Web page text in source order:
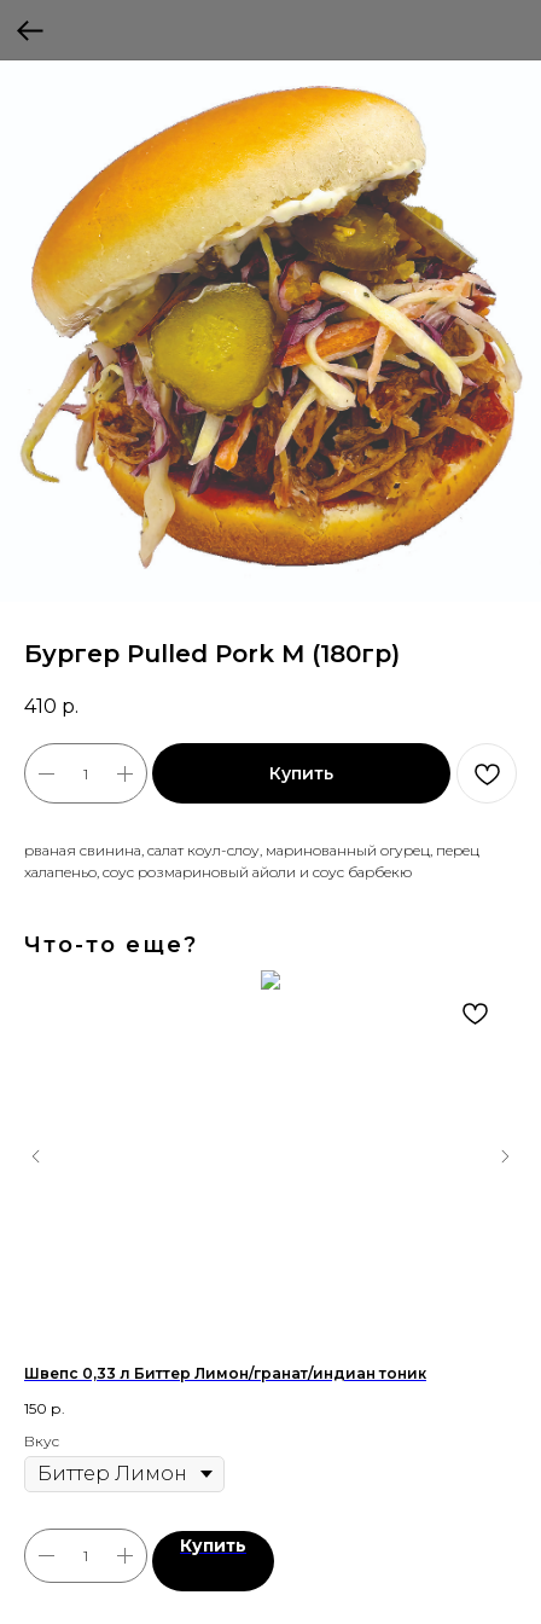
Бургер Pulled Pork M (180гр)
410 р.
Купить
рваная свинина, салат коул-слоу, маринованный огурец, перец
халапеньо, соус розмариновый айоли и соус барбекю
Что-то еще?
Швепс 0,33 л Биттер Лимон/гранат/индиан тоник
150 р.
Вкус
Купить